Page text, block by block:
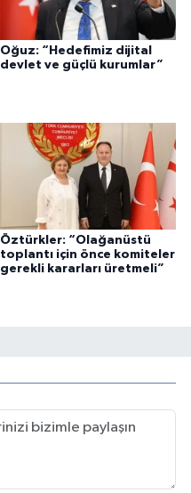
Oğuz: “Hedefimiz dijital
devlet ve güçlü kurumlar”
Öztürkler: “Olağanüstü
toplantı için önce komiteler
gerekli kararları üretmeli”